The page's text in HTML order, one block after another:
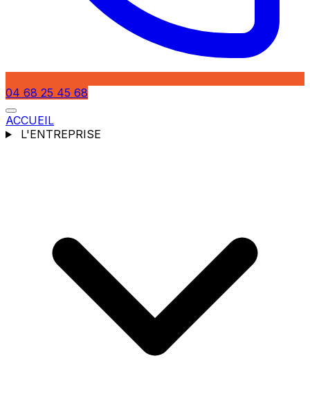
04 68 25 45 68
ACCUEIL
L'ENTREPRISE